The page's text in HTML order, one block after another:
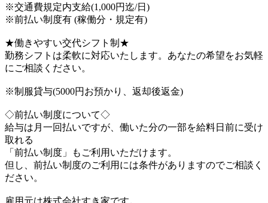
※交通費規定内支給(1,000円迄/日)
※前払い制度有 (稼働分・規定有)
★働きやすい交代シフト制★
勤務シフトは柔軟に対応いたします。あなたの希望をお気軽
にご相談ください。
※制服貸与(5000円お預かり、返却後返金)
◇前払い制度について◇
給与は月一回払いですが、働いた分の一部を給料日前に受け
取れる
「前払い制度」もご利用いただけます。
但し、前払い制度のご利用には条件がありますのでご相談く
ださい。
雇用元は株式会社すき家です。